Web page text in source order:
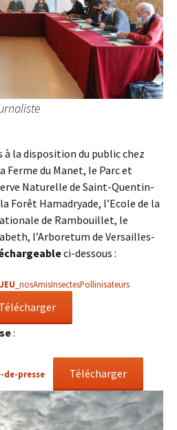
à la disposition du public chez
Ferme du Manet, le Parc et
Naturelle de Saint-Quentin-
Forêt Hamadryade, l’Ecole de la
de Rambouillet, le
l’Arboretum de Versailles-
ci-dessous :
_nosAmisInsectesPollinisateurs
Télécharger
:
de-presse Télécharger